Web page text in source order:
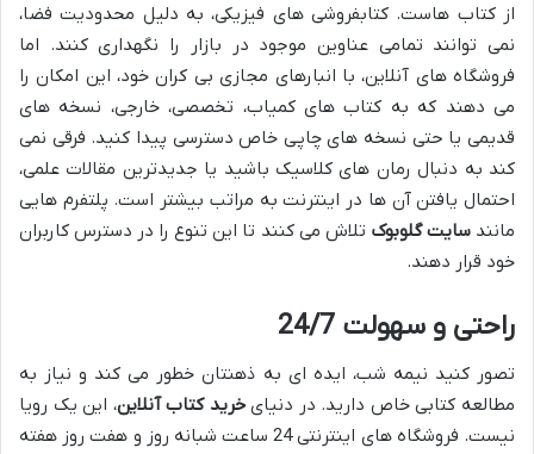
از کتاب هاست. کتابفروشی های فیزیکی، به دلیل محدودیت فضا،
نمی توانند تمامی عناوین موجود در بازار را نگهداری کنند. اما
فروشگاه های آنلاین، با انبارهای مجازی بی کران خود، این امکان را
می دهند که به کتاب های کمیاب، تخصصی، خارجی، نسخه های
قدیمی یا حتی نسخه های چاپی خاص دسترسی پیدا کنید. فرقی نمی
کند به دنبال رمان های کلاسیک باشید یا جدیدترین مقالات علمی،
احتمال یافتن آن ها در اینترنت به مراتب بیشتر است. پلتفرم هایی
مانندسایت گلوبوک تلاش می کنند تا این تنوع را در دسترس کاربران
خود قرار دهند.
راحتی و سهولت 24/7
تصور کنید نیمه شب، ایده ای به ذهنتان خطور می کند و نیاز به
مطالعه کتابی خاص دارید. در دنیایخرید کتاب آنلاین، این یک رویا
نیست. فروشگاه های اینترنتی 24 ساعت شبانه روز و هفت روز هفته